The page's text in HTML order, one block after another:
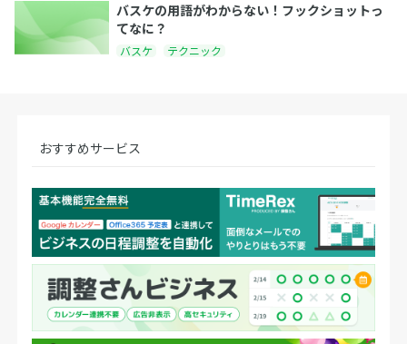
バスケの用語がわからない！フックショットっ
てなに？
バスケ テクニック
おすすめサービス